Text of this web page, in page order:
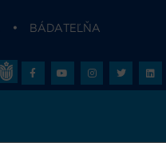
• BÁDATEĽŇA